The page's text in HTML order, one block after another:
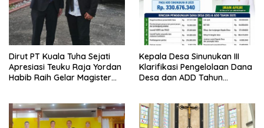
Dirut PT Kuala Tuha Sejati
Apresiasi Teuku Raja Yordan
Habib Raih Gelar Magister
Kepala Desa Sinunukan III
Klarifikasi Pengelolaan Dana
Desa dan ADD Tahun